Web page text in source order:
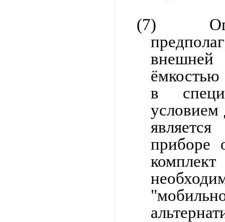
(7)
внешней
в
условием